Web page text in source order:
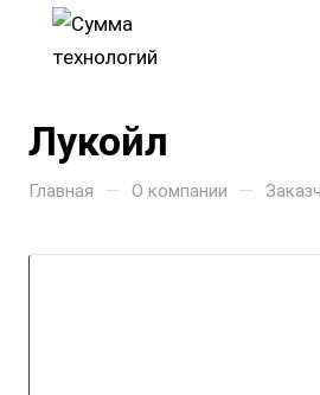
Лукойл
Главная — О компании —